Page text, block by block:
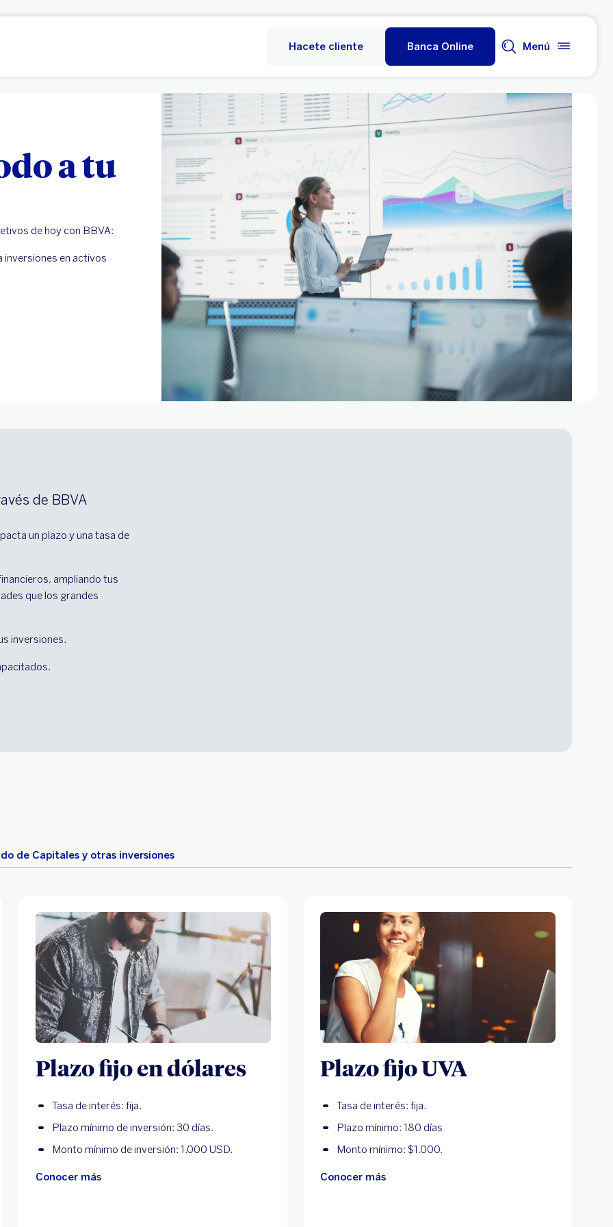
Hacete cliente Banca Online Menú
a tu
de hoy con BBVA:
inversiones en activos
de BBVA
un plazo y una tasa de
ampliando tus
que los grandes
inversiones.
de Capitales y otras inversiones
Plazo fijo en dólares
Tasa de interés: fija.
Plazo mínimo de inversión: 30 días.
Monto mínimo de inversión: 1.000 USD.
Conocer más
Plazo fijo UVA
Tasa de interés: fija.
Plazo mínimo: 180 días
Monto mínimo: $1.000.
Conocer más